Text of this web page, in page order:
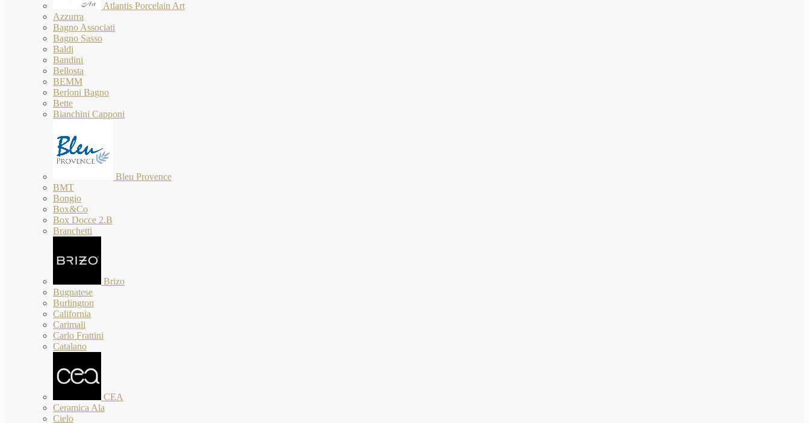
Atlantis Porcelain Art
Azzurra
Bagno Associati
Bagno Sasso
Baldi
Bandini
Bellosta
BEMM
Berloni Bagno
Bette
Bianchini Capponi
Bleu Provence
BMT
Bongio
Box&Co
Box Docce 2.B
Branchetti
Brizo
Bugnatese
Burlington
California
Carimali
Carlo Frattini
Catalano
CEA
Ceramica Ala
Cielo